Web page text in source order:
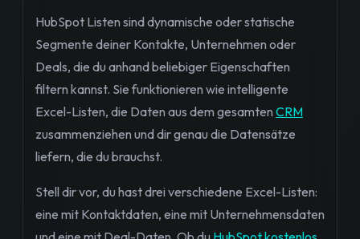
HubSpot Listen sind dynamische oder statische
Segmente deiner Kontakte, Unternehmen oder
Deals, die du anhand beliebiger Eigenschaften
filtern kannst. Sie funktionieren wie intelligente
Excel-Listen, die Daten aus dem gesamten CRM
zusammenziehen und dir genau die Datensätze
liefern, die du brauchst.
Stell dir vor, du hast drei verschiedene Excel-Listen:
eine mit Kontaktdaten, eine mit Unternehmensdaten